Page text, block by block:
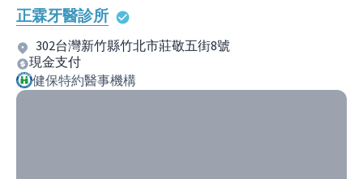
正霖牙醫診所
302台灣新竹縣竹北市莊敬五街8號
現金支付
健保特約醫事機構